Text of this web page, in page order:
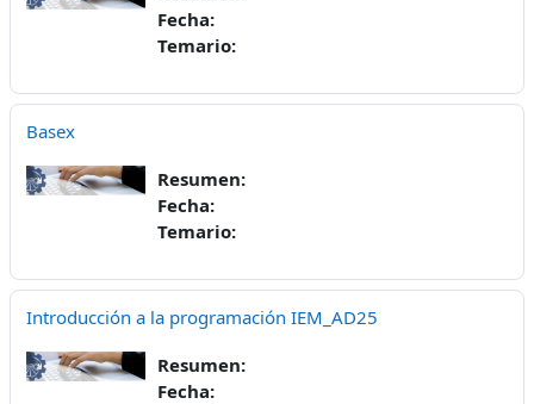
Fecha:
Temario:
Basex
Resumen:
Fecha:
Temario:
Introducción a la programación IEM_AD25
Resumen:
Fecha: